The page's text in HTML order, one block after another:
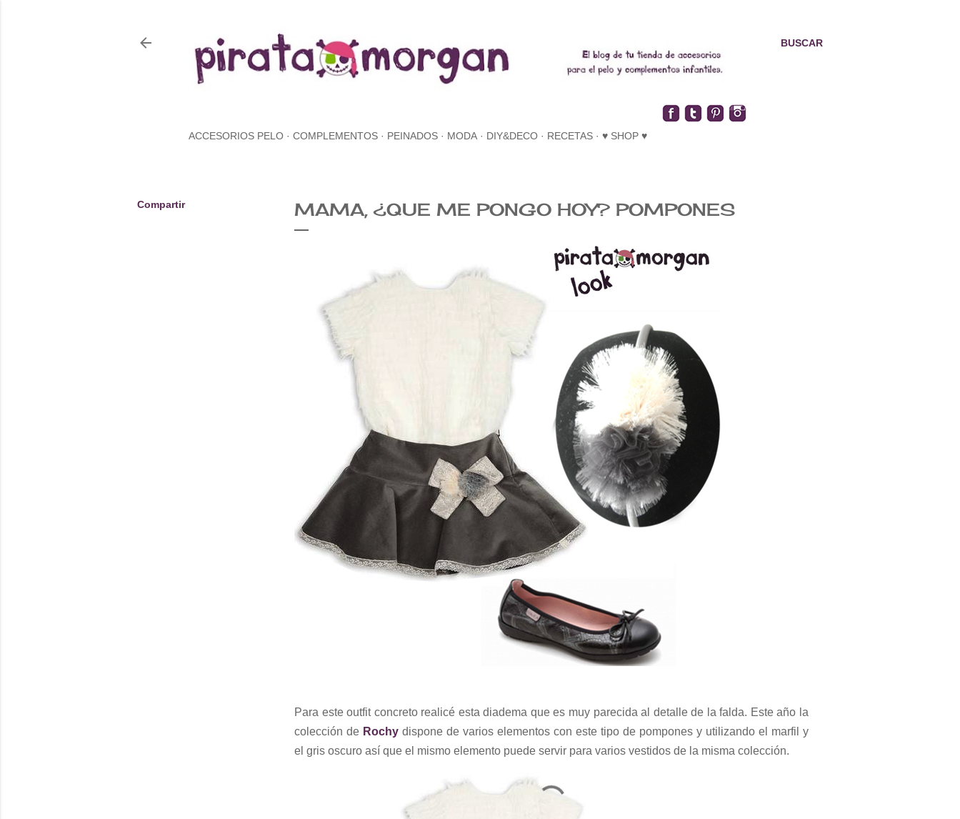
BUSCAR
ACCESORIOS PELO COMPLEMENTOS PEINADOS MODA DIY&DECO RECETAS ♥ SHOP ♥
Compartir MAMA, ¿QUE ME PONGO HOY? POMPONES
Para este outfit concreto realicé esta diadema que es muy parecida al detalle de la falda. Este año la
colección de Rochy dispone de varios elementos con este tipo de pompones y utilizando el marfil y
el gris oscuro así que el mismo elemento puede servir para varios vestidos de la misma colección.